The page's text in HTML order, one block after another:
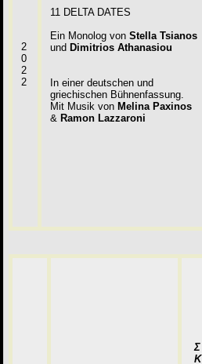
2
0
2
2
11 DELTA DATES
Ein Monolog von Stella Tsianos
und Dimitrios Athanasiou
In einer deutschen und
griechischen Bühnenfassung.
Mit Musik von Melina Paxinos
& Ramon Lazzaroni
Σ
Κ